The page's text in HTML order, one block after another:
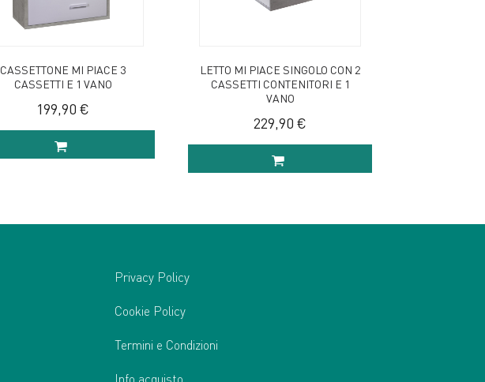
CASSETTONE MI PIACE 3
CASSETTI E 1 VANO
199,90 €
LETTO MI PIACE SINGOLO CON 2
CASSETTI CONTENITORI E 1
VANO
229,90 €
Privacy Policy
Cookie Policy
Termini e Condizioni
Info acquisto